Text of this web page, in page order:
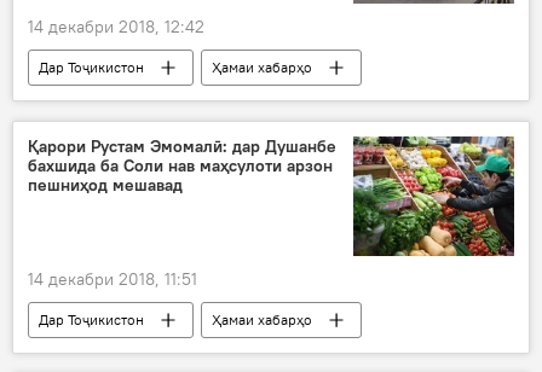
14 декабри 2018, 12:42
Дар Тоҷикистон Ҳамаи хабарҳо
Қарори Рустам Эмомалӣ: дар Душанбе
бахшида ба Соли нав маҳсулоти арзон
пешниҳод мешавад
14 декабри 2018, 11:51
Дар Тоҷикистон Ҳамаи хабарҳо